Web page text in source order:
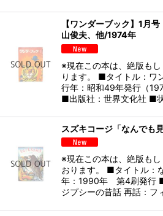
【ワンダーブック】1月
山俊夫、他/1974年
※現在この本は、絶版も
ります。 ■タイトル：ワ
行年：昭和49年発行（
■出版社：世界文化社 ■
スズキコージ「なんでも
※現在この本は、絶版も
おります。 ■タイトル：
年：1990年 第4刷発行
ジプシーの昔話 再話：フ